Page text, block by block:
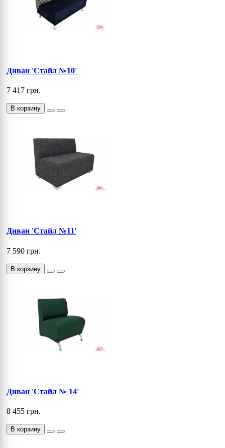
Диван 'Стайл №10'
7 417 грн.
В корзину
Диван 'Стайл №11'
7 590 грн.
В корзину
Диван 'Стайл № 14'
8 455 грн.
В корзину